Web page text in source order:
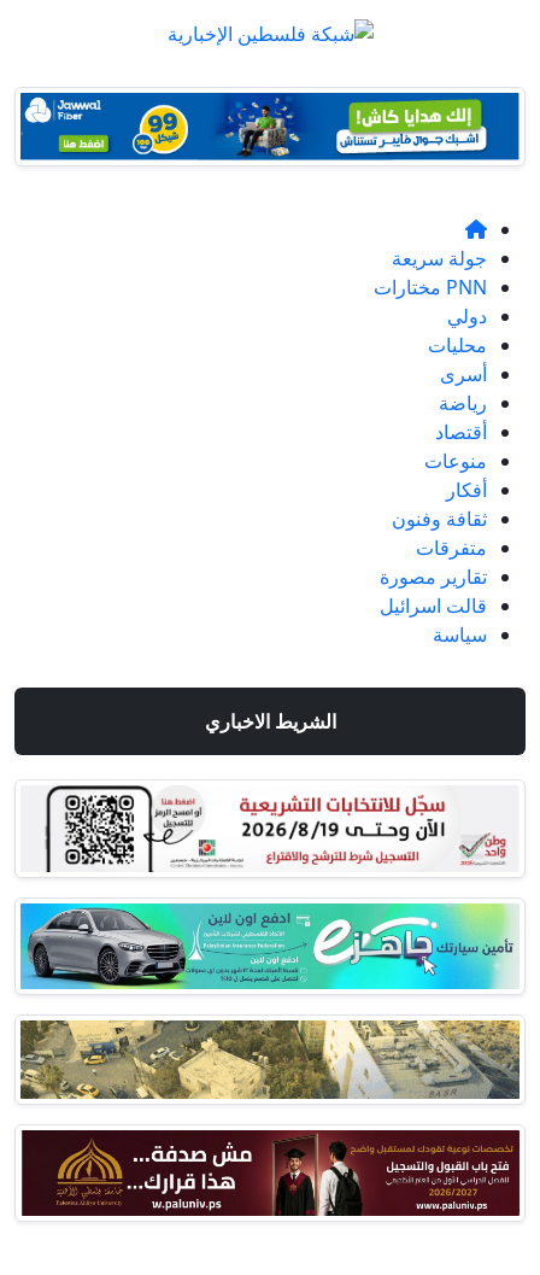
جولة سريعة
PNN مختارات
دولي
محليات
أسرى
رياضة
أقتصاد
منوعات
أفكار
ثقافة وفنون
متفرقات
تقارير مصورة
قالت اسرائيل
سياسة
الشريط الاخباري